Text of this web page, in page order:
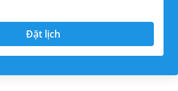
Đặt lịch